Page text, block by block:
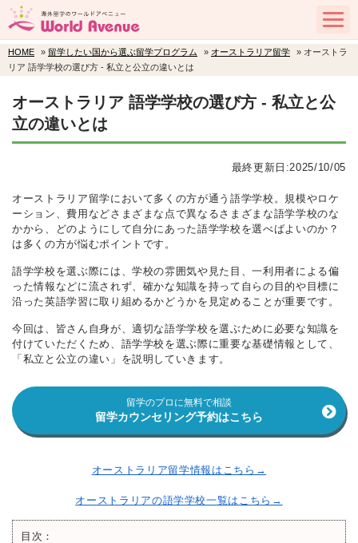
HOME » 留学したい国から選ぶ留学プログラム » オーストラリア留学
» オーストラ
リア 語学学校の選び方 ‐ 私立と公立の違いとは
オーストラリア 語学学校の選び方 ‐ 私立と公
立の違いとは
最終更新日:2025/10/05
オーストラリア留学において多くの方が通う語学学校。規模やロケ
ーション、費用などさまざまな点で異なるさまざまな語学学校のな
かから、どのようにして自分にあった語学学校を選べばよいのか？
は多くの方が悩むポイントです。
語学学校を選ぶ際には、学校の雰囲気や見た目、一利用者による偏
った情報などに流されず、確かな知識を持って自らの目的や目標に
沿った英語学習に取り組めるかどうかを見定めることが重要です。
今回は、皆さん自身が、適切な語学学校を選ぶために必要な知識を
付けていただくため、語学学校を選ぶ際に重要な基礎情報として、
「私立と公立の違い」を説明していきます。
留学のプロに無料で相談
留学カウンセリング予約はこちら
オーストラリア留学情報はこちら→
オーストラリアの語学学校一覧はこちら→
目次：